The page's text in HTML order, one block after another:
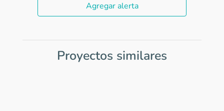
Agregar alerta
Proyectos similares